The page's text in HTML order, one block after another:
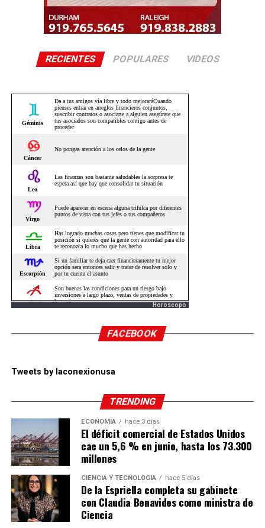
RECIENTES POPULARES VIDEOS
Horoscopo
FACEBOOK
Tweets by laconexionusa
TRENDING
ECONOMÍA hace 3 días
El déficit comercial de Estados Unidos
cae un 5,6 % en junio, hasta los 73.300
millones
CIENCIA Y TECNOLOGÍA hace 5 días
De la Espriella completa su gabinete
con Claudia Benavides como ministra de
Ciencia